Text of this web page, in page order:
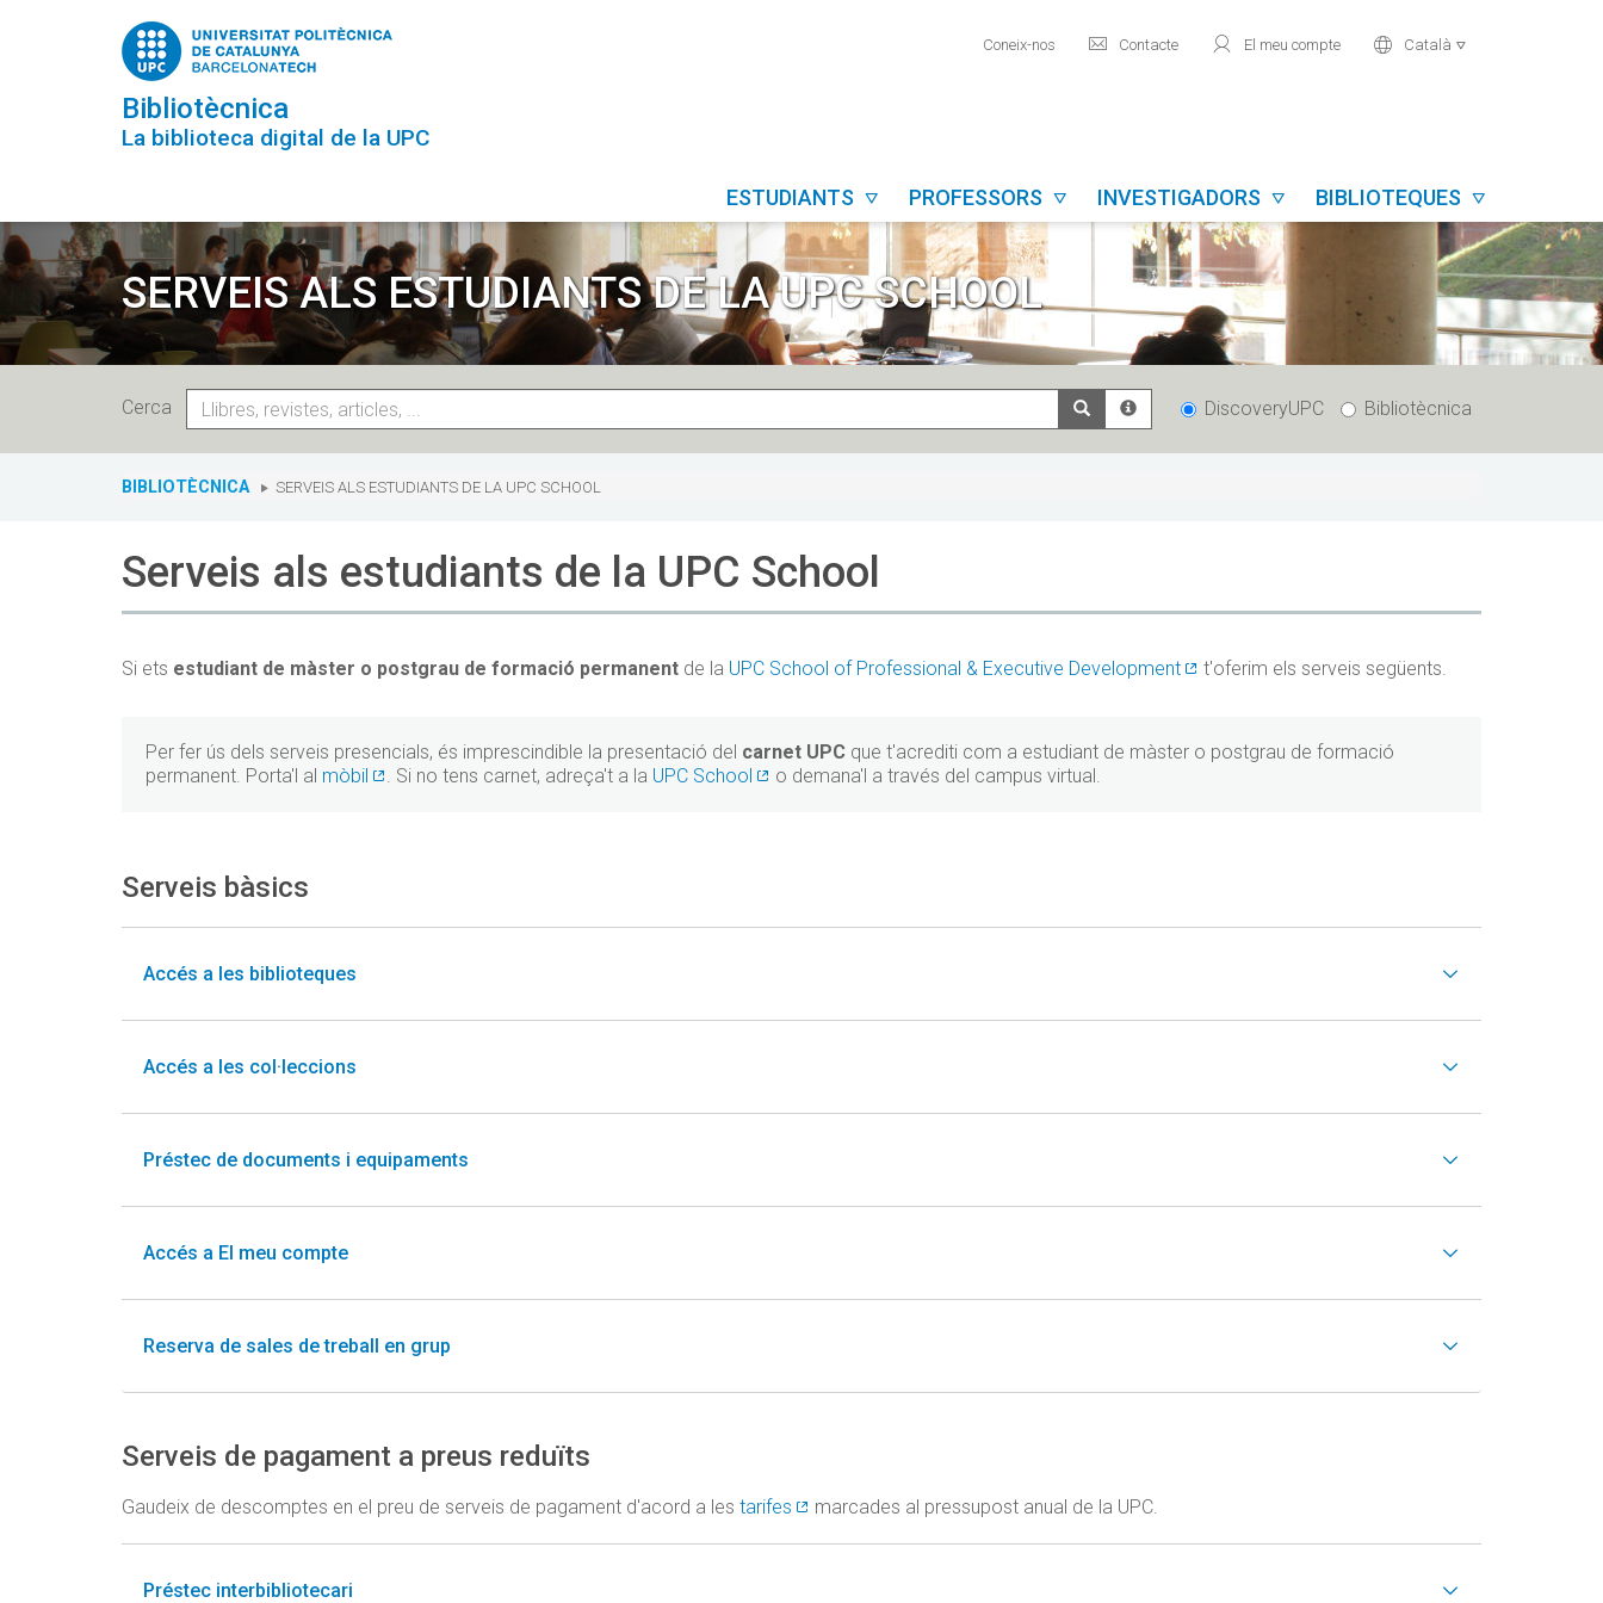
Bibliotècnica
La biblioteca digital de la UPC
Coneix-nos mail Contacte user El meu compte world Català 
ESTUDIANTS  PROFESSORS  INVESTIGADORS  BIBLIOTEQUES 
SERVEIS ALS ESTUDIANTS DE LA UPC SCHOOL
Cerca DiscoveryUPC Bibliotècnica
are
BIBLIOTÈCNICA SERVEIS ALS ESTUDIANTS DE LA UPC SCHOOL
Serveis als estudiants de la UPC School
Si ets estudiant de màster o postgrau de formació permanent de la UPC School of Professional & Executive Development t'oferim els serveis següents.
Per fer ús dels serveis presencials, és imprescindible la presentació del carnet UPC que t'acrediti com a estudiant de màster o postgrau de formació
permanent. Porta'l al mòbil . Si no tens carnet, adreça't a la UPC School o demana'l a través del campus virtual.
Serveis bàsics
Accés a les biblioteques
Accés a les col·leccions
Préstec de documents i equipaments
Accés a El meu compte
Reserva de sales de treball en grup
Serveis de pagament a preus reduïts
Gaudeix de descomptes en el preu de serveis de pagament d'acord a les tarifes marcades al pressupost anual de la UPC.
Préstec interbibliotecari